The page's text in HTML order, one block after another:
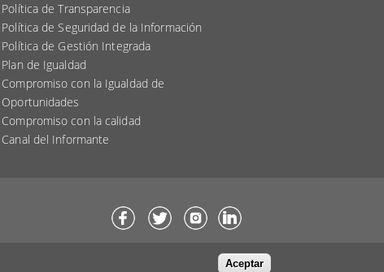
Política de Transparencia
Política de Seguridad de la Información
Política de Gestión Integrada
Plan de Igualdad
Compromiso con la Igualdad de
Oportunidades
Compromiso con la calidad
Canal del Informante
Aceptar